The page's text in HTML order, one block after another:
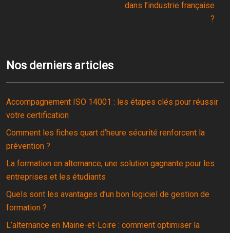
dans l’industrie française
?
Nos derniers articles
Accompagnement ISO 14001 : les étapes clés pour réussir
votre certification
Comment les fiches quart d’heure sécurité renforcent la
prévention ?
La formation en alternance, une solution gagnante pour les
entreprises et les étudiants
Quels sont les avantages d’un bon logiciel de gestion de
formation ?
L’alternance en Maine-et-Loire : comment optimiser la